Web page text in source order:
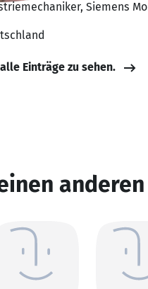
Siemens
Einträge zu sehen.